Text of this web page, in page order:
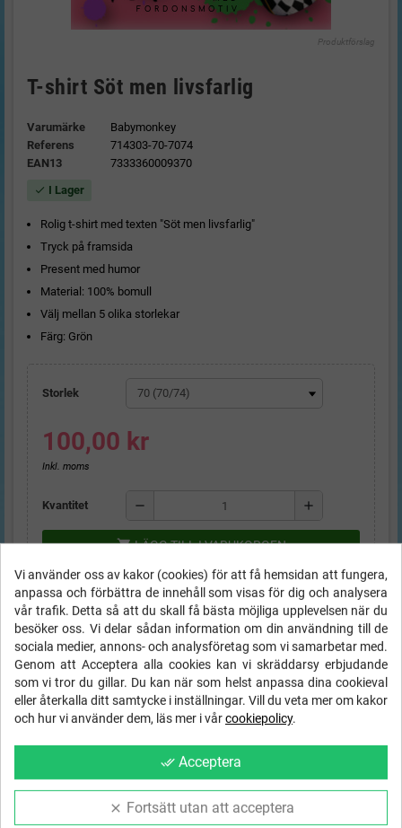
Produktförslag
T-shirt Söt men livsfarlig
Varumärke
Babymonkey
Referens
714303-70-7074
EAN13
7333360009370
check I Lager
Rolig t-shirt med texten "Söt men livsfarlig"
Tryck på framsida
Present med humor
Material: 100% bomull
Välj mellan 5 olika storlekar
Färg: Grön
Storlek
100,00 kr
Inkl. moms
Kvantitet remove add
shopping_cartLÄGG TILL I VARUKORGEN
STORLEKSGUIDE Barn
FRI FRAKT
inom Sverige på order
över
1000 kr
Ångerrätt - 14 dagar - 30 dagar byte!
Trygg svensk e-handel med SSL
& betalning via Payson eller Swish
Vi använder oss av kakor (cookies) för att få hemsidan att fungera,
anpassa och förbättra de innehåll som visas för dig och analysera
vår trafik. Detta så att du skall få bästa möjliga upplevelsen när du
besöker oss. Vi delar sådan information om din användning till de
sociala medier, annons- och analysföretag som vi samarbetar med.
Genom att Acceptera alla cookies kan vi skräddarsy erbjudande
som vi tror du gillar. Du kan när som helst anpassa dina cookieval
eller återkalla ditt samtycke i inställningar. Vill du veta mer om kakor
och hur vi använder dem, läs mer i vårcookiepolicy.
done_all Acceptera
clear Fortsätt utan att acceptera